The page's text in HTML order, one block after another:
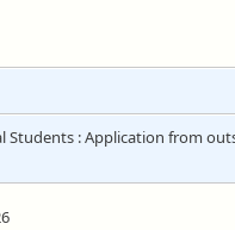
: Application from